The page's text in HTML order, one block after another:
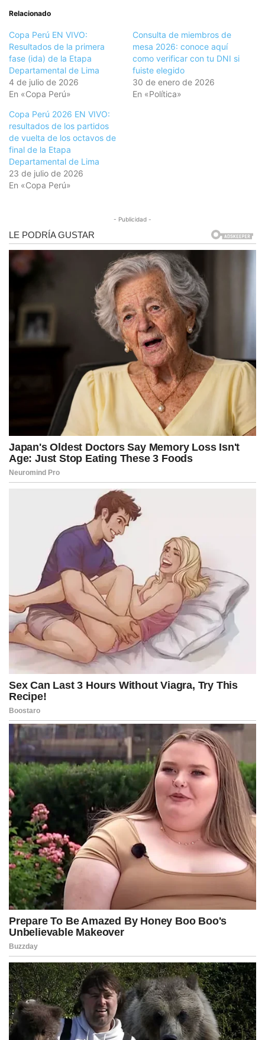
Relacionado
Copa Perú EN VIVO:
Resultados de la primera
fase (ida) de la Etapa
Departamental de Lima
4 de julio de 2026
En «Copa Perú»
Consulta de miembros de
mesa 2026: conoce aquí
como verificar con tu DNI si
fuiste elegido
30 de enero de 2026
En «Política»
Copa Perú 2026 EN VIVO:
resultados de los partidos
de vuelta de los octavos de
final de la Etapa
Departamental de Lima
23 de julio de 2026
En «Copa Perú»
- Publicidad -